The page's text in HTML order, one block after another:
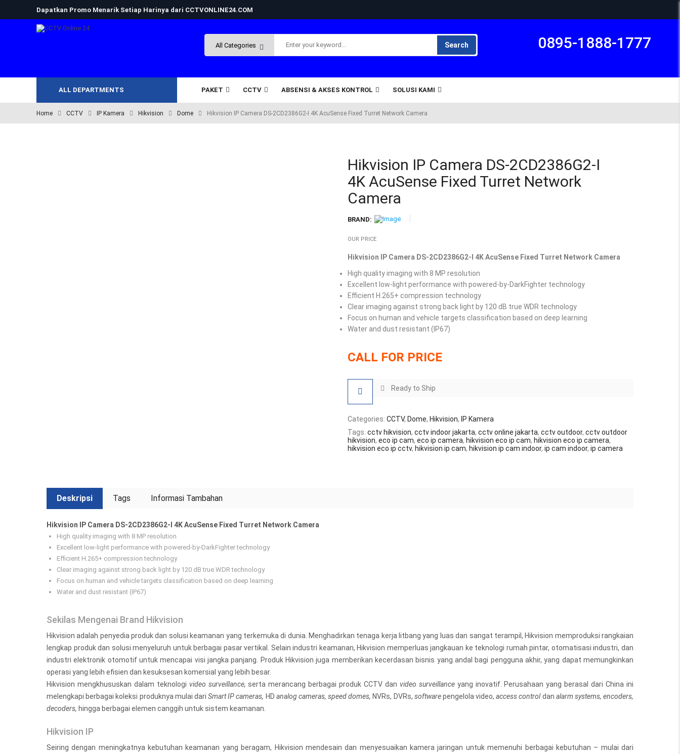
Dapatkan Promo Menarik Setiap Harinya dari CCTVONLINE24.COM
Search 0895-1888-1777
ALL DEPARTMENTS PAKET CCTV ABSENSI & AKSES KONTROL SOLUSI KAMI
Home CCTV IP Kamera Hikvision Dome Hikvision IP Camera DS-2CD2386G2-I 4K AcuSense Fixed Turret Network Camera
Hikvision IP Camera DS-2CD2386G2-I
4K AcuSense Fixed Turret Network
Camera
BRAND:
OUR PRICE
Hikvision IP Camera DS-2CD2386G2-I 4K AcuSense Fixed Turret Network Camera
High quality imaging with 8 MP resolution
Excellent low-light performance with powered-by-DarkFighter technology
Efficient H.265+ compression technology
Clear imaging against strong back light by 120 dB true WDR technology
Focus on human and vehicle targets classification based on deep learning
Water and dust resistant (IP67)
CALL FOR PRICE
Ready to Ship
Categories: CCTV, Dome, Hikvision, IP Kamera
Tags: cctv hikvision, cctv indoor jakarta, cctv online jakarta, cctv outdoor, cctv outdoor
hikvision, eco ip cam, eco ip camera, hikvision eco ip cam, hikvision eco ip camera,
hikvision eco ip cctv, hikvision ip cam, hikvision ip cam indoor, ip cam indoor, ip camera
Deskripsi Tags Informasi Tambahan
Hikvision IP Camera DS-2CD2386G2-I 4K AcuSense Fixed Turret Network Camera
High quality imaging with 8 MP resolution
Excellent low-light performance with powered-by-DarkFighter technology
Efficient H.265+ compression technology
Clear imaging against strong back light by 120 dB true WDR technology
Focus on human and vehicle targets classification based on deep learning
Water and dust resistant (IP67)
Sekilas Mengenai Brand Hikvision
Hikvision adalah penyedia produk dan solusi keamanan yang terkemuka di dunia. Menghadirkan tenaga kerja litbang yang luas dan sangat terampil, Hikvision memproduksi rangkaian
lengkap produk dan solusi menyeluruh untuk berbagai pasar vertikal. Selain industri keamanan, Hikvision memperluas jangkauan ke teknologi rumah pintar, otomatisasi industri, dan
industri elektronik otomotif untuk mencapai visi jangka panjang. Produk Hikvision juga memberikan kecerdasan bisnis yang andal bagi pengguna akhir, yang dapat memungkinkan
operasi yang lebih efisien dan kesuksesan komersial yang lebih besar.
Hikvision mengkhususkan dalam teknologi video surveillance, serta merancang berbagai produk CCTV dan video surveillanceyang inovatif. Perusahaan yang berasal dari China ini
melengkapi berbagai koleksi produknya mulai dari Smart IP cameras, HD analog cameras, speed domes, NVRs, DVRs, softwarepengelola video,access controldan alarm systems, encoders,
decoders, hingga berbagai elemen canggih untuk sistem keamanan.
Hikvision IP
Seiring dengan meningkatnya kebutuhan keamanan yang beragam, Hikvision mendesain dan menyesuaikan kamera jaringan untuk memenuhi berbagai kebutuhan – mulai dari